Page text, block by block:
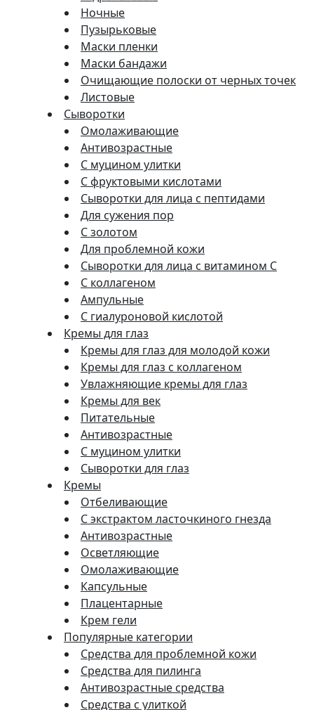
Ночные
Пузырьковые
Маски пленки
Маски бандажи
Очищающие полоски от черных точек
Листовые
Сыворотки
Омолаживающие
Антивозрастные
С муцином улитки
С фруктовыми кислотами
Сыворотки для лица с пептидами
Для сужения пор
С золотом
Для проблемной кожи
Сыворотки для лица с витамином C
С коллагеном
Ампульные
С гиалуроновой кислотой
Кремы для глаз
Кремы для глаз для молодой кожи
Кремы для глаз с коллагеном
Увлажняющие кремы для глаз
Кремы для век
Питательные
Антивозрастные
С муцином улитки
Сыворотки для глаз
Кремы
Отбеливающие
С экстрактом ласточкиного гнезда
Антивозрастные
Осветляющие
Омолаживающие
Капсульные
Плацентарные
Крем гели
Популярные категории
Средства для проблемной кожи
Средства для пилинга
Антивозрастные средства
Средства с улиткой